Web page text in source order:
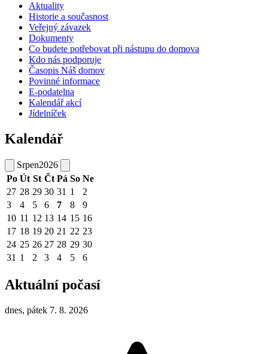
Aktuality
Historie a současnost
Veřejný závazek
Dokumenty
Co budete potřebovat při nástupu do domova
Kdo nás podporuje
Časopis Náš domov
Povinné informace
E-podatelna
Kalendář akcí
Jídelníček
Kalendář
Srpen2026
Po Út St Čt Pá So Ne
27 28 29 30 31 1
2
3
4 5 6 7 8
9
10 11 12 13 14 15 16
17 18 19 20 21 22 23
24 25 26 27 28 29 30
31 1 2 3 4 5 6
Aktuální počasí
dnes, pátek 7. 8. 2026